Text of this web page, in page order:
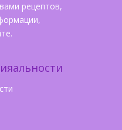
рецептов,